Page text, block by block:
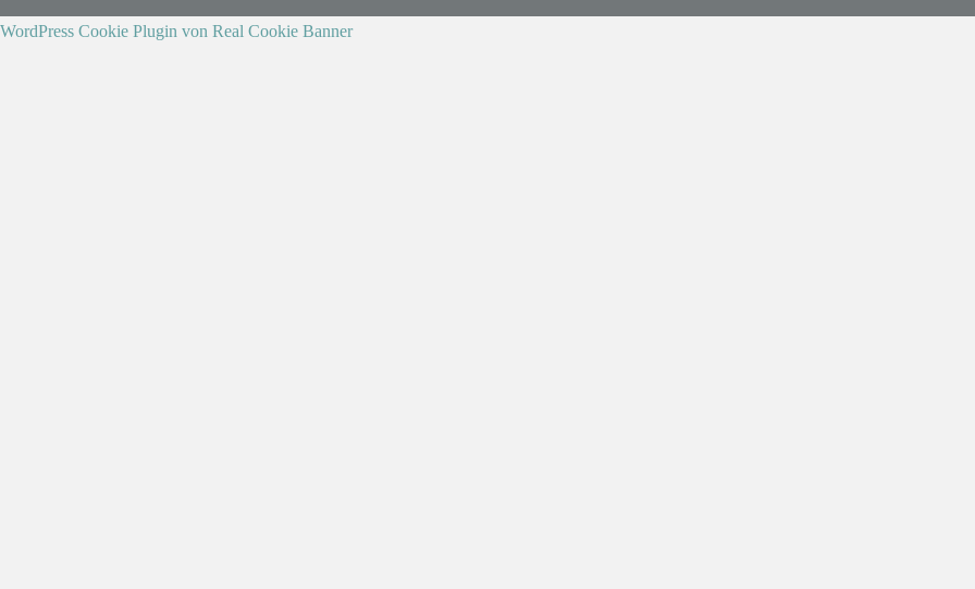
WordPress Cookie Plugin von Real Cookie Banner